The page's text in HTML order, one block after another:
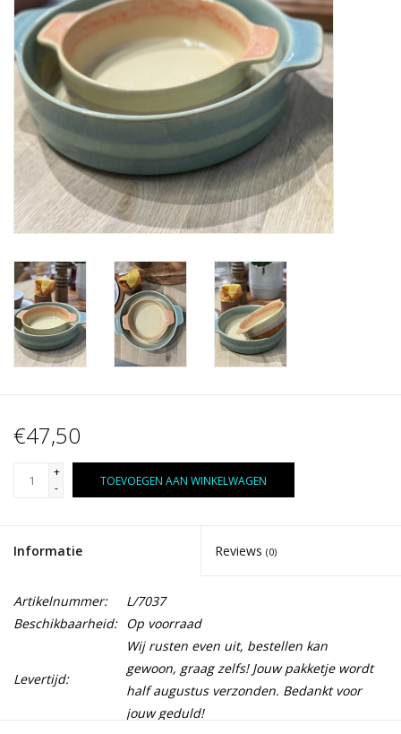
NIEUW!
Sale!
Kleuren
€47,50
+
-
TOEVOEGEN AAN WINKELWAGEN
Informatie Reviews (0)
Artikelnummer:
L/7037
Beschikbaarheid: Op voorraad
Levertijd:
Wij rusten even uit, bestellen kan
gewoon, graag zelfs! Jouw pakketje wordt
half augustus verzonden. Bedankt voor
jouw geduld!